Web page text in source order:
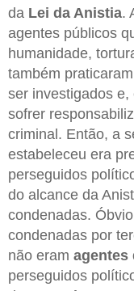
da Lei da Anistia.
agentes públicos
humanidade,
também
ser investigados
sofrer
criminal. Então, a
estabeleceu era
perseguidos
do alcance da
condenadas.
condenadas por
não eram agentes
perseguidos